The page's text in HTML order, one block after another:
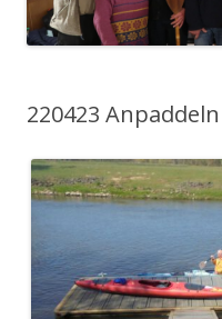
220423